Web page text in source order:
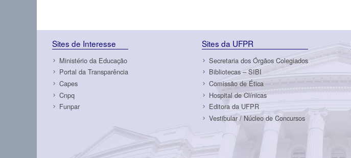
Sites de Interesse
Ministério da Educação
Portal da Transparência
Capes
Cnpq
Funpar
Sites da UFPR
Secretaria dos Órgãos Colegiados
Bibliotecas – SIBI
Comissão de Ética
Hospital de Clínicas
Editora da UFPR
Vestibular / Núcleo de Concursos